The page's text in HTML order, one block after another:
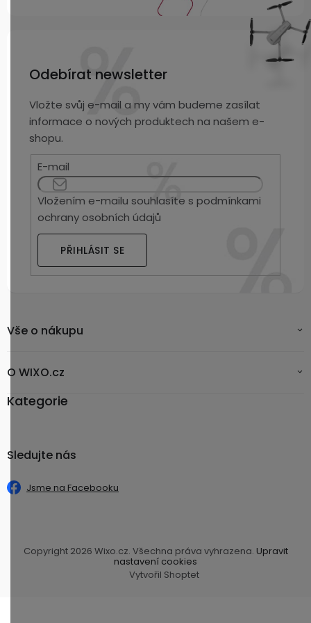
Odebírat newsletter
Vložte svůj e-mail a my vám budeme zasílat
informace o nových produktech na našem e-
shopu.
E-mail
Vložením e-mailu souhlasíte spodmínkami
ochrany osobních údajů
PŘIHLÁSIT SE
Vše o nákupu
O WIXO.cz
Kategorie
Sledujte nás
Jsme na Facebooku
Vytvořil Shoptet
Copyright 2026 Wixo.cz. Všechna práva vyhrazena. Upravit
nastavení cookies